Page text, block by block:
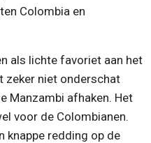
Colombia en
als lichte favoriet aan het
zeker niet onderschat
Manzambi afhaken. Het
voor de Colombianen.
knappe redding op de